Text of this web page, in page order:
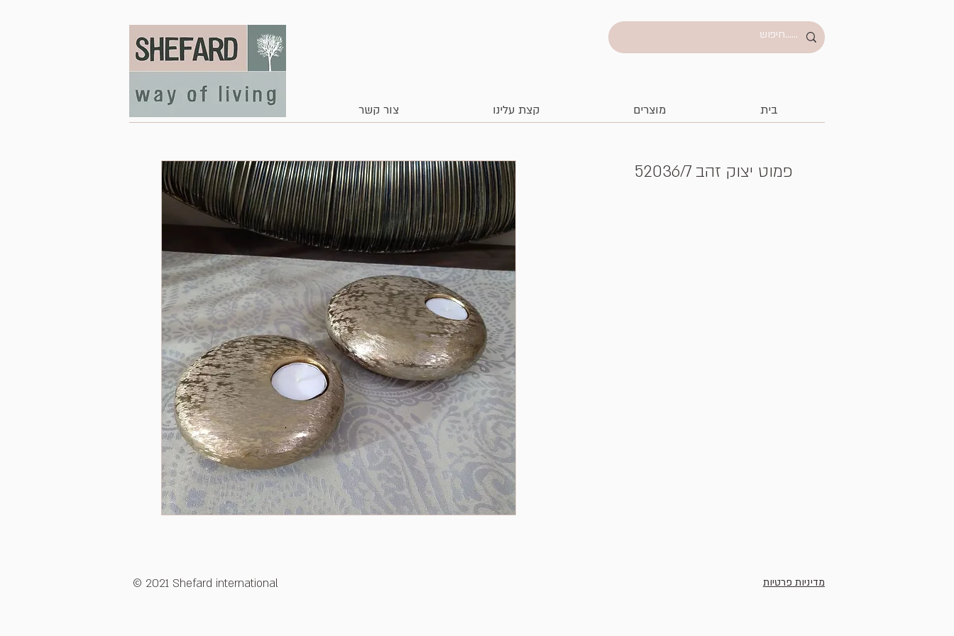
בית מוצרים קצת עלינו צור קשר
פמוט יצוק זהב 52036/7
© 2021 Shefard international מדיניות פרטיות